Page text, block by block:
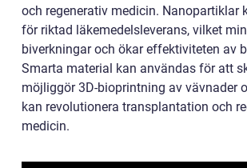
och regenerativ medicin. Nanopartiklar
för riktad läkemedelsleverans, vilket
biverkningar och ökar effektiviteten av
Smarta material kan användas för att
möjliggör 3D-bioprintning av vävnader
kan revolutionera transplantation och
medicin.